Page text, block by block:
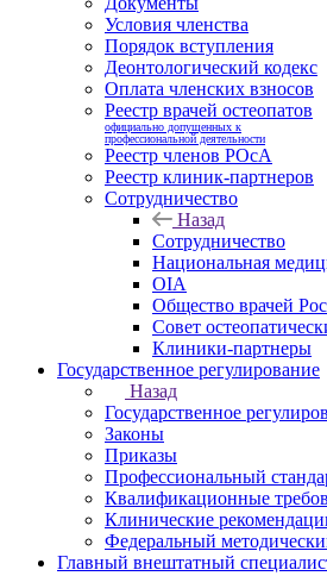
Условия членства
Порядок вступления
Деонтологический кодекс
Оплата членских взносов
Реестр врачей остеопатов
официально допущенных к
профессиональной деятельности
Реестр членов РОсА
Реестр клиник-партнеров
Сотрудничество
Назад
Сотрудничество
Национальная
OIA
Общество врачей
Совет
Клиники-партнеры
Государственное регулирование
Назад
Государственное
Законы
Приказы
Профессиональный
Квалификационные
Клинические
Федеральный
Главный внештатный